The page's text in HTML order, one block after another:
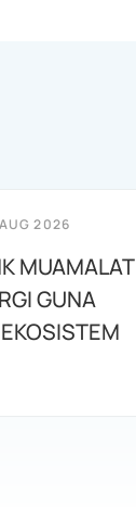
2026
MUAMALAT
GUNA